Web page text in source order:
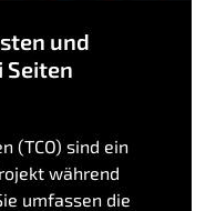
und
Seiten
(TCO) sind ein
während
umfassen die